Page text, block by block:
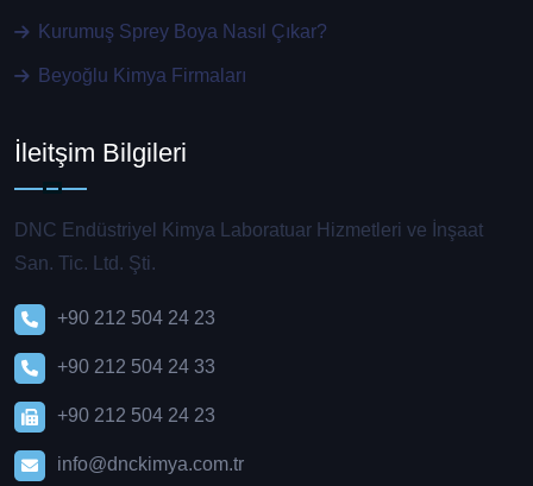
Kurumuş Sprey Boya Nasıl Çıkar?
Beyoğlu Kimya Firmaları
İleitşim Bilgileri
DNC Endüstriyel Kimya Laboratuar Hizmetleri ve İnşaat
San. Tic. Ltd. Şti.
+90 212 504 24 23
+90 212 504 24 33
+90 212 504 24 23
info@dnckimya.com.tr